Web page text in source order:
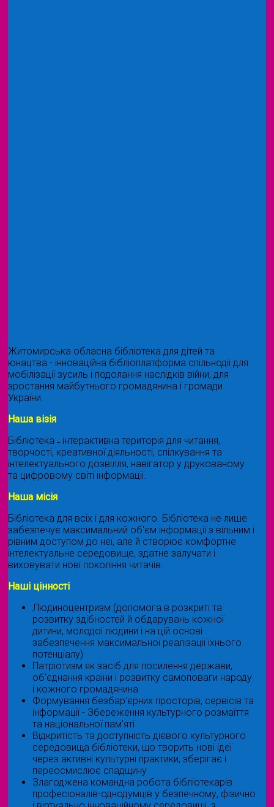
Житомирська обласна бібліотека для дітей та
юнацтва - інноваційна бібліоплатформа спільнодії для
мобілізації зусиль і подолання наслідків війни, для
зростання майбутнього громадянина і громади
України.
Наша візія
Бібліотека ˗ інтерактивна територія для читання,
творчості, креативної діяльності, спілкування та
інтелектуального дозвілля, навігатор у друкованому
та цифровому світі інформації.
Наша місія
Бібліотека для всіх і для кожного. Бібліотека не лише
забезпечує максимальний об'єм інформації з вільним і
рівним доступом до неї, але й створює комфортне
інтелектуальне середовище, здатне залучати і
виховувати нові покоління читачів.
Наші цінності
Людиноцентризм (допомога в розкриті та
розвитку здібностей й обдарувань кожної
дитини, молодої людини і на цій основі
забезпечення максимальної реалізації їхнього
потенціалу)
Патріотизм як засіб для посилення держави,
об'єднання країни і розвитку самоповаги народу
і кожного громадянина
Формування безбар’єрних просторів, сервісів та
інформації - Збереження культурного розмаїття
та національної пам’яті
Відкритість та доступність дієвого культурного
середовища бібліотеки, що творить нові ідеї
через активні культурні практики, зберігає і
переосмислює спадщину
Злагоджена командна робота бібліотекарів
професіоналів-однодумців у безпечному, фізично